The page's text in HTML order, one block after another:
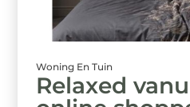
Woning En Tuin
Relaxed